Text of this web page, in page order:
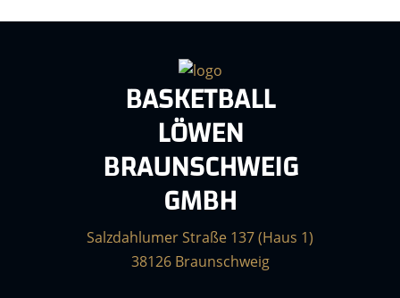
BASKETBALL
LÖWEN
BRAUNSCHWEIG
GMBH
Salzdahlumer Straße 137 (Haus 1)
38126 Braunschweig